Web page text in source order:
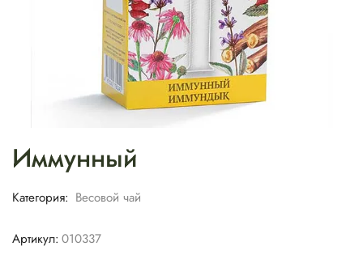
Иммунный
Категория: Весовой чай
Артикул: 010337